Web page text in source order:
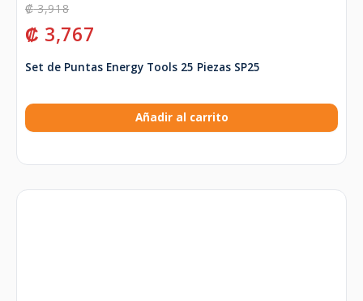
₡3,918
₡ 3,767
Set de Puntas Energy Tools 25 Piezas SP25
Añadir al carrito